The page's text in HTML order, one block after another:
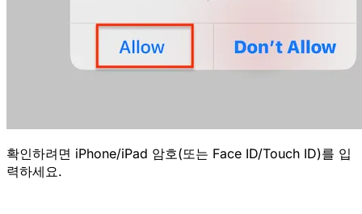
확인하려면 iPhone/iPad 암호(또는 Face ID/Touch ID)를 입
력하세요.